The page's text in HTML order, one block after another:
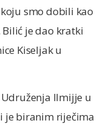
smo dobili kao
je dao kratki
Kiseljak u
Ilmijje u
je biranim riječima